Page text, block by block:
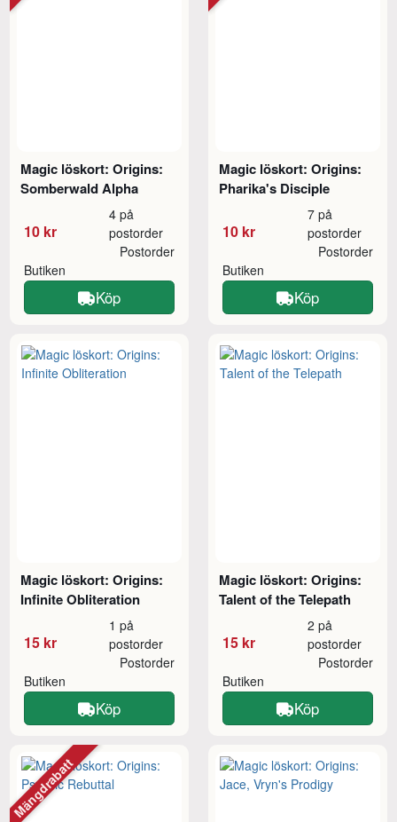
Magic löskort: Origins:
Somberwald Alpha
10 kr
4 på
postorder
Butiken
Postorder
Köp
Magic löskort: Origins:
Pharika's Disciple
10 kr
7 på
postorder
Butiken
Postorder
Köp
Magic löskort: Origins:
Infinite Obliteration
15 kr
1 på
postorder
Butiken
Postorder
Köp
Magic löskort: Origins:
Talent of the Telepath
15 kr
2 på
postorder
Butiken
Postorder
Köp
Mängdrabatt